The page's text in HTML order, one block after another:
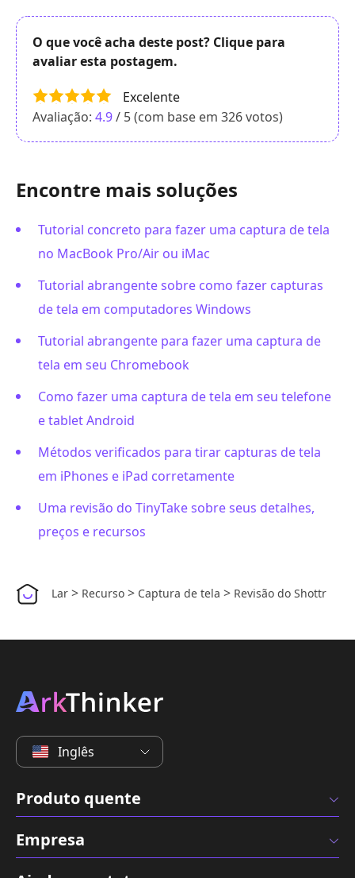
O que você acha deste post? Clique para
avaliar esta postagem.
Excelente
Avaliação: 4.9/ 5 (com base em 326votos)
Encontre mais soluções
Tutorial concreto para fazer uma captura de tela
no MacBook Pro/Air ou iMac
Tutorial abrangente sobre como fazer capturas
de tela em computadores Windows
Tutorial abrangente para fazer uma captura de
tela em seu Chromebook
Como fazer uma captura de tela em seu telefone
e tablet Android
Métodos verificados para tirar capturas de tela
em iPhones e iPad corretamente
Uma revisão do TinyTake sobre seus detalhes,
preços e recursos
Lar > Recurso > Captura de tela > Revisão do Shottr
Inglês
Produto quente
Empresa